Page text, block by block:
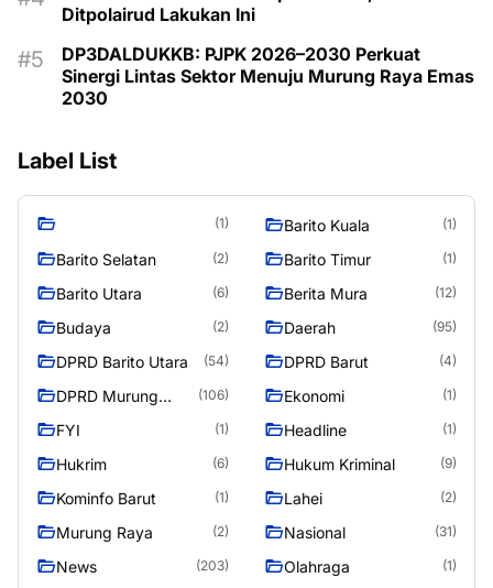
Ditpolairud Lakukan Ini
DP3DALDUKKB: PJPK 2026–2030 Perkuat
Sinergi Lintas Sektor Menuju Murung Raya Emas
2030
Label List
(1) Barito Kuala (1)
Barito Selatan (2) Barito Timur (1)
Barito Utara (6) Berita Mura (12)
Budaya (2) Daerah (95)
DPRD Barito Utara (54) DPRD Barut (4)
DPRD Murung
(106) Ekonomi (1)
FYI (1) Headline (1)
Hukrim (6) Hukum Kriminal (9)
Kominfo Barut (1) Lahei (2)
Murung Raya (2) Nasional (31)
News (203) Olahraga (1)